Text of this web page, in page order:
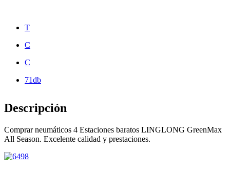
T
C
C
71db
Descripción
Comprar neumáticos 4 Estaciones baratos LINGLONG GreenMax
All Season. Excelente calidad y prestaciones.